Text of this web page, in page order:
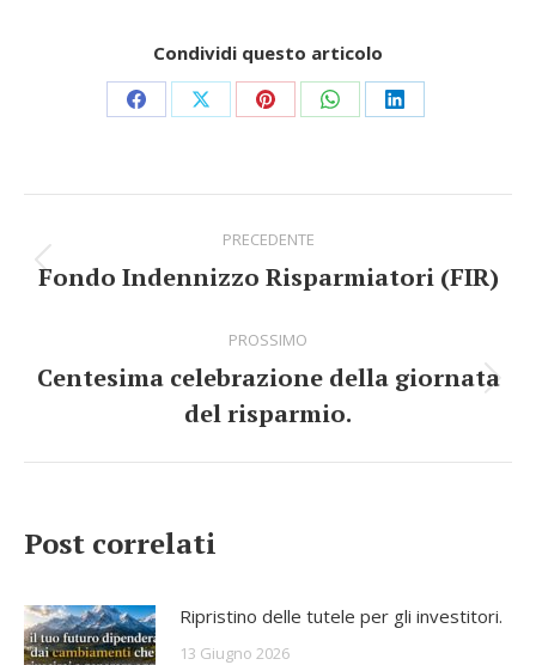
Condividi questo articolo
Share
Facebook
Share
X
Share
Pinterest
Share
WhatsApp
Share
LinkedIn
di
navigazione
PRECEDENTE
Stile
Fondo Indennizzo Risparmiatori (FIR)
PROSSIMO
Numero
di
posts:
Centesima celebrazione della giornata
del risparmio.
Post correlati
Ripristino delle tutele per gli investitori.
13 Giugno 2026